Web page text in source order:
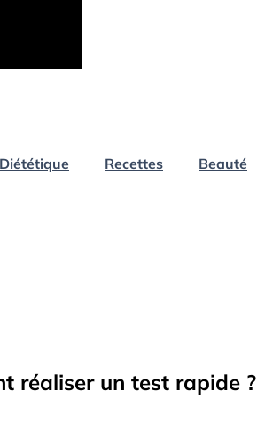
Diététique Recettes Beauté
réaliser un test rapide ?